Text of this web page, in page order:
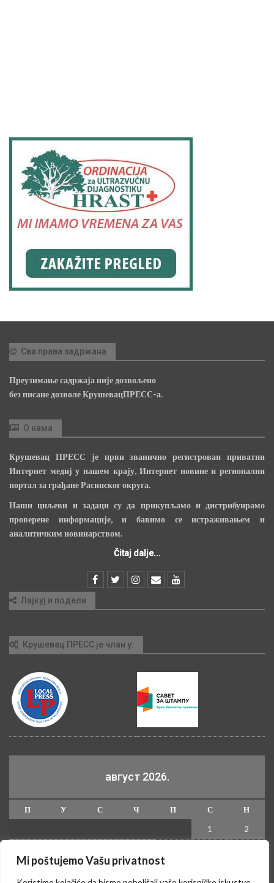
Mi poštujemo Vašu privatnost
Сва права задржана
Преузимање садржаја није дозвољено
без писане дозволе КрушевацПРЕСС-а.
О нама
Крушевац ПРЕСС је први званично регистрован приватни
Интернет медиј у нашем крају, Интернет новине и регионални
портал за грађане Расинског округа.
Наши циљеви и задаци су да прикупљамо и дистрибуирамо
проверене информације, и бавимо се истраживањем и
аналитичким новинарством.
Čitaj dalje...
Лајкуј и подели
Крушевац ПРЕСС је члан у:
август 2026.
П У С Ч П С
Н
1
2
10 11